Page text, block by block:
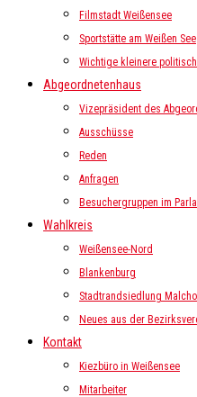
Filmstadt Weißensee
Sportstätte am Weißen See
Wichtige kleinere
Abgeordnetenhaus
Vizepräsident des
Ausschüsse
Reden
Anfragen
Besuchergruppen im
Wahlkreis
Weißensee-Nord
Blankenburg
Stadtrandsiedlung
Neues aus der
Kontakt
Kiezbüro in Weißensee
Mitarbeiter